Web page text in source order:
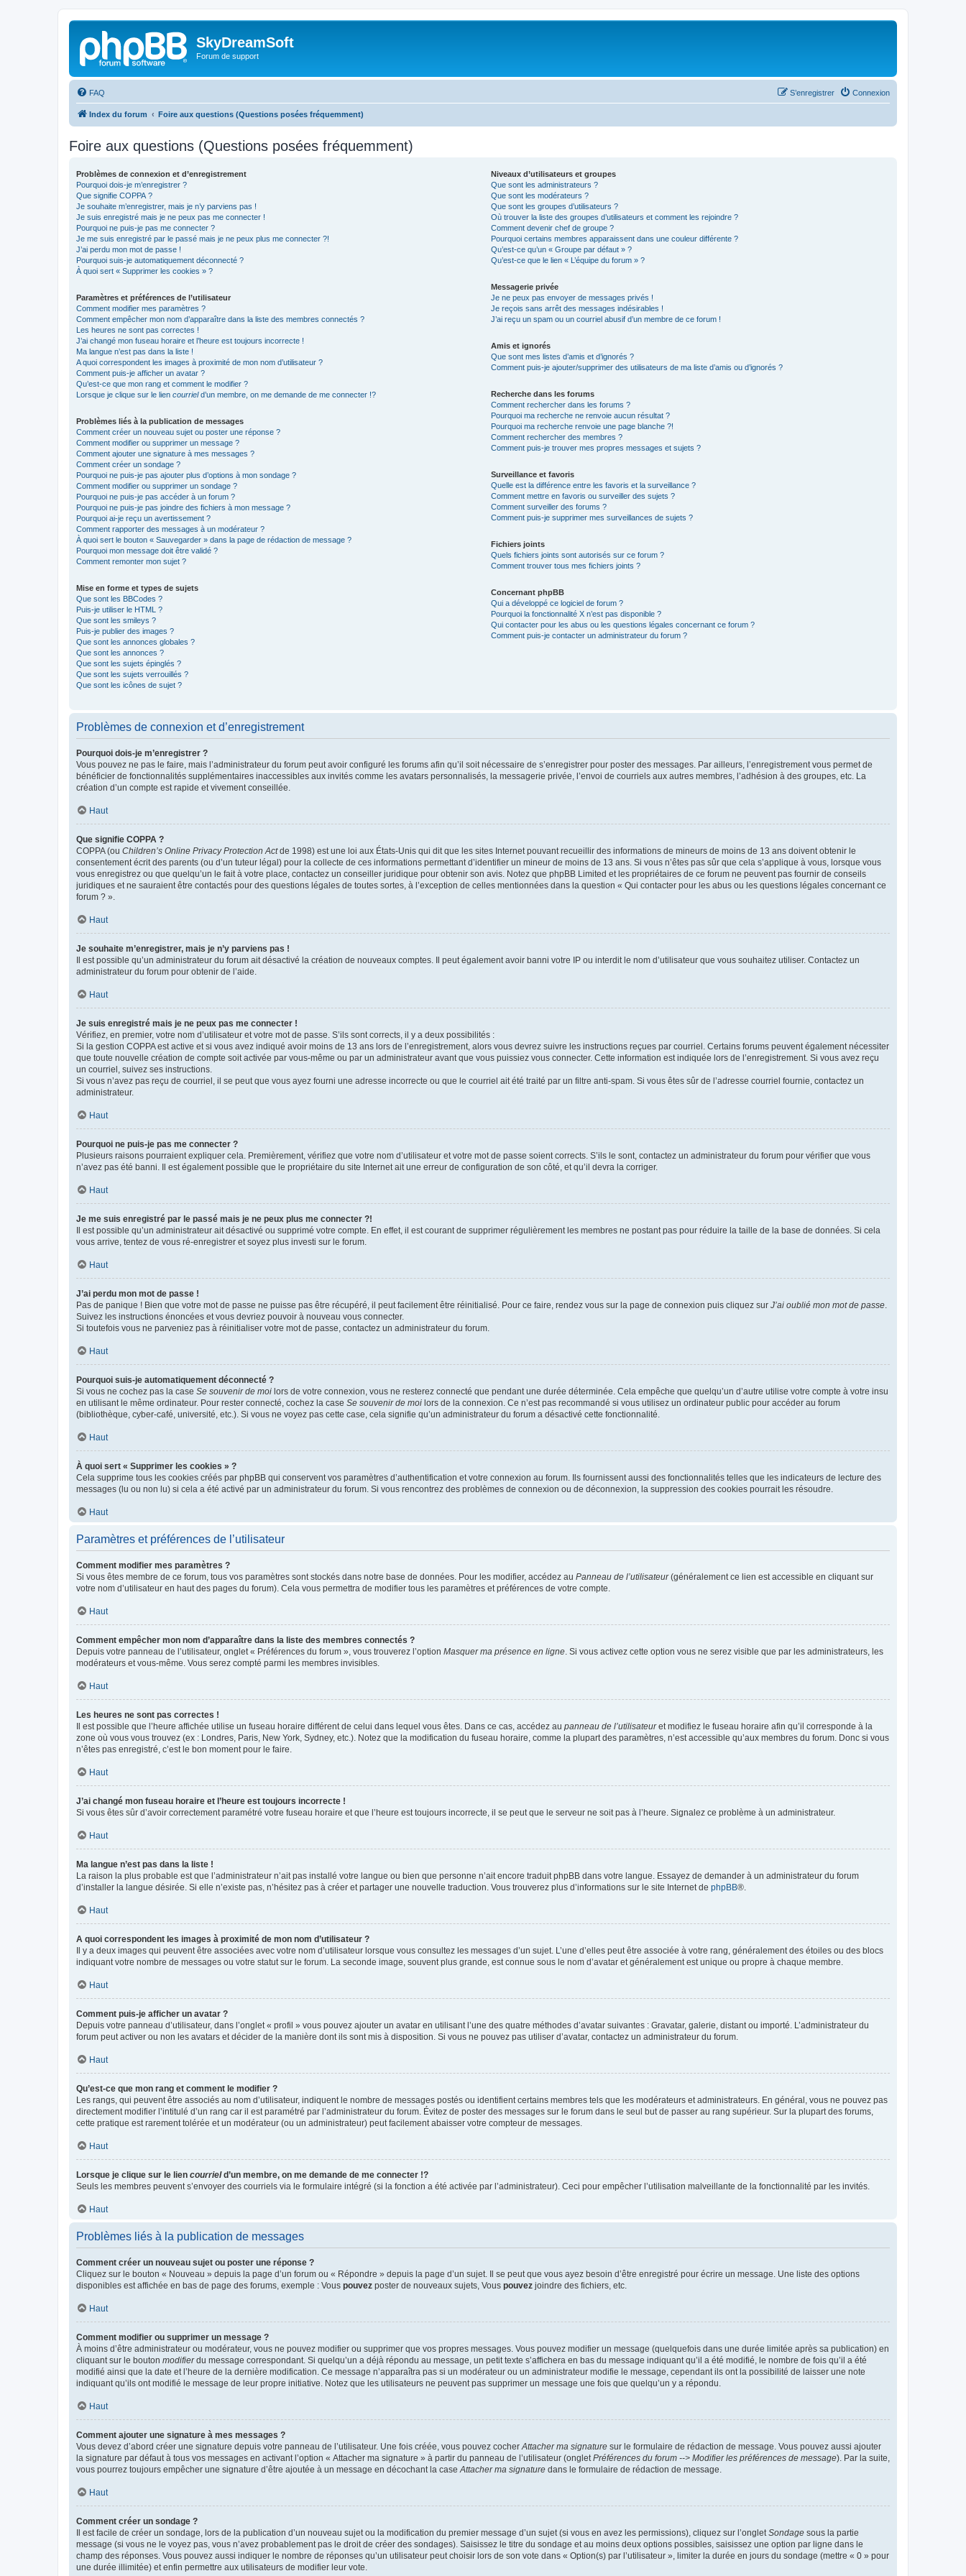
SkyDreamSoft
Forum de support
FAQ Connexion
S’enregistrer
Index du forum Foire aux questions (Questions posées fréquemment)
Foire aux questions (Questions posées fréquemment)
Problèmes de connexion et d’enregistrement
Pourquoi dois-je m’enregistrer ?
Que signifie COPPA ?
Je souhaite m’enregistrer, mais je n’y parviens pas !
Je suis enregistré mais je ne peux pas me connecter !
Pourquoi ne puis-je pas me connecter ?
Je me suis enregistré par le passé mais je ne peux plus me connecter ?!
J’ai perdu mon mot de passe !
Pourquoi suis-je automatiquement déconnecté ?
À quoi sert « Supprimer les cookies » ?
Paramètres et préférences de l’utilisateur
Comment modifier mes paramètres ?
Comment empêcher mon nom d’apparaître dans la liste des membres connectés ?
Les heures ne sont pas correctes !
J’ai changé mon fuseau horaire et l’heure est toujours incorrecte !
Ma langue n’est pas dans la liste !
A quoi correspondent les images à proximité de mon nom d’utilisateur ?
Comment puis-je afficher un avatar ?
Qu’est-ce que mon rang et comment le modifier ?
Lorsque je clique sur le lien courrield’un membre, on me demande de me connecter !?
Problèmes liés à la publication de messages
Comment créer un nouveau sujet ou poster une réponse ?
Comment modifier ou supprimer un message ?
Comment ajouter une signature à mes messages ?
Comment créer un sondage ?
Pourquoi ne puis-je pas ajouter plus d’options à mon sondage ?
Comment modifier ou supprimer un sondage ?
Pourquoi ne puis-je pas accéder à un forum ?
Pourquoi ne puis-je pas joindre des fichiers à mon message ?
Pourquoi ai-je reçu un avertissement ?
Comment rapporter des messages à un modérateur ?
À quoi sert le bouton « Sauvegarder » dans la page de rédaction de message ?
Pourquoi mon message doit être validé ?
Comment remonter mon sujet ?
Mise en forme et types de sujets
Que sont les BBCodes ?
Puis-je utiliser le HTML ?
Que sont les smileys ?
Puis-je publier des images ?
Que sont les annonces globales ?
Que sont les annonces ?
Que sont les sujets épinglés ?
Que sont les sujets verrouillés ?
Que sont les icônes de sujet ?
Niveaux d’utilisateurs et groupes
Que sont les administrateurs ?
Que sont les modérateurs ?
Que sont les groupes d’utilisateurs ?
Où trouver la liste des groupes d’utilisateurs et comment les rejoindre ?
Comment devenir chef de groupe ?
Pourquoi certains membres apparaissent dans une couleur différente ?
Qu’est-ce qu’un « Groupe par défaut » ?
Qu’est-ce que le lien « L’équipe du forum » ?
Messagerie privée
Je ne peux pas envoyer de messages privés !
Je reçois sans arrêt des messages indésirables !
J’ai reçu un spam ou un courriel abusif d’un membre de ce forum !
Amis et ignorés
Que sont mes listes d’amis et d’ignorés ?
Comment puis-je ajouter/supprimer des utilisateurs de ma liste d’amis ou d’ignorés ?
Recherche dans les forums
Comment rechercher dans les forums ?
Pourquoi ma recherche ne renvoie aucun résultat ?
Pourquoi ma recherche renvoie une page blanche ?!
Comment rechercher des membres ?
Comment puis-je trouver mes propres messages et sujets ?
Surveillance et favoris
Quelle est la différence entre les favoris et la surveillance ?
Comment mettre en favoris ou surveiller des sujets ?
Comment surveiller des forums ?
Comment puis-je supprimer mes surveillances de sujets ?
Fichiers joints
Quels fichiers joints sont autorisés sur ce forum ?
Comment trouver tous mes fichiers joints ?
Concernant phpBB
Qui a développé ce logiciel de forum ?
Pourquoi la fonctionnalité X n’est pas disponible ?
Qui contacter pour les abus ou les questions légales concernant ce forum ?
Comment puis-je contacter un administrateur du forum ?
Problèmes de connexion et d’enregistrement
Pourquoi dois-je m’enregistrer ?
Vous pouvez ne pas le faire, mais l’administrateur du forum peut avoir configuré les forums afin qu’il soit nécessaire de s’enregistrer pour poster des messages. Par ailleurs, l’enregistrement vous permet de
bénéficier de fonctionnalités supplémentaires inaccessibles aux invités comme les avatars personnalisés, la messagerie privée, l’envoi de courriels aux autres membres, l’adhésion à des groupes, etc. La
création d’un compte est rapide et vivement conseillée.
Haut
Que signifie COPPA ?
COPPA (ou Children’s Online Privacy Protection Actde 1998) est une loi aux États-Unis qui dit que les sites Internet pouvant recueillir des informations de mineurs de moins de 13 ans doivent obtenir le
consentement écrit des parents (ou d’un tuteur légal) pour la collecte de ces informations permettant d’identifier un mineur de moins de 13 ans. Si vous n’êtes pas sûr que cela s’applique à vous, lorsque vous
vous enregistrez ou que quelqu’un le fait à votre place, contactez un conseiller juridique pour obtenir son avis. Notez que phpBB Limited et les propriétaires de ce forum ne peuvent pas fournir de conseils
juridiques et ne sauraient être contactés pour des questions légales de toutes sortes, à l’exception de celles mentionnées dans la question « Qui contacter pour les abus ou les questions légales concernant ce
forum ? ».
Haut
Je souhaite m’enregistrer, mais je n’y parviens pas !
Il est possible qu’un administrateur du forum ait désactivé la création de nouveaux comptes. Il peut également avoir banni votre IP ou interdit le nom d’utilisateur que vous souhaitez utiliser. Contactez un
administrateur du forum pour obtenir de l’aide.
Haut
Je suis enregistré mais je ne peux pas me connecter !
Vérifiez, en premier, votre nom d’utilisateur et votre mot de passe. S’ils sont corrects, il y a deux possibilités :
Si la gestion COPPA est active et si vous avez indiqué avoir moins de 13 ans lors de l’enregistrement, alors vous devrez suivre les instructions reçues par courriel. Certains forums peuvent également nécessiter
que toute nouvelle création de compte soit activée par vous-même ou par un administrateur avant que vous puissiez vous connecter. Cette information est indiquée lors de l’enregistrement. Si vous avez reçu
un courriel, suivez ses instructions.
Si vous n’avez pas reçu de courriel, il se peut que vous ayez fourni une adresse incorrecte ou que le courriel ait été traité par un filtre anti-spam. Si vous êtes sûr de l’adresse courriel fournie, contactez un
administrateur.
Haut
Pourquoi ne puis-je pas me connecter ?
Plusieurs raisons pourraient expliquer cela. Premièrement, vérifiez que votre nom d’utilisateur et votre mot de passe soient corrects. S’ils le sont, contactez un administrateur du forum pour vérifier que vous
n’avez pas été banni. Il est également possible que le propriétaire du site Internet ait une erreur de configuration de son côté, et qu’il devra la corriger.
Haut
Je me suis enregistré par le passé mais je ne peux plus me connecter ?!
Il est possible qu’un administrateur ait désactivé ou supprimé votre compte. En effet, il est courant de supprimer régulièrement les membres ne postant pas pour réduire la taille de la base de données. Si cela
vous arrive, tentez de vous ré-enregistrer et soyez plus investi sur le forum.
Haut
J’ai perdu mon mot de passe !
Pas de panique ! Bien que votre mot de passe ne puisse pas être récupéré, il peut facilement être réinitialisé. Pour ce faire, rendez vous sur la page de connexion puis cliquez sur J’ai oublié mon mot de passe
Suivez les instructions énoncées et vous devriez pouvoir à nouveau vous connecter.
Si toutefois vous ne parveniez pas à réinitialiser votre mot de passe, contactez un administrateur du forum.
Haut
Pourquoi suis-je automatiquement déconnecté ?
Si vous ne cochez pas la case Se souvenir de moi lors de votre connexion, vous ne resterez connecté que pendant une durée déterminée. Cela empêche que quelqu’un d’autre utilise votre compte à votre insu
en utilisant le même ordinateur. Pour rester connecté, cochez la case Se souvenir de moi lors de la connexion. Ce n’est pas recommandé si vous utilisez un ordinateur public pour accéder au forum
(bibliothèque, cyber-café, université, etc.). Si vous ne voyez pas cette case, cela signifie qu’un administrateur du forum a désactivé cette fonctionnalité.
Haut
À quoi sert « Supprimer les cookies » ?
Cela supprime tous les cookies créés par phpBB qui conservent vos paramètres d’authentification et votre connexion au forum. Ils fournissent aussi des fonctionnalités telles que les indicateurs de lecture des
messages (lu ou non lu) si cela a été activé par un administrateur du forum. Si vous rencontrez des problèmes de connexion ou de déconnexion, la suppression des cookies pourrait les résoudre.
Haut
Paramètres et préférences de l’utilisateur
Comment modifier mes paramètres ?
Si vous êtes membre de ce forum, tous vos paramètres sont stockés dans notre base de données. Pour les modifier, accédez au Panneau de l’utilisateur(généralement ce lien est accessible en cliquant sur
votre nom d’utilisateur en haut des pages du forum). Cela vous permettra de modifier tous les paramètres et préférences de votre compte.
Haut
Comment empêcher mon nom d’apparaître dans la liste des membres connectés ?
Depuis votre panneau de l’utilisateur, onglet « Préférences du forum », vous trouverez l’option Masquer ma présence en ligne . Si vous activez cette option vous ne serez visible que par les administrateurs, les
modérateurs et vous-même. Vous serez compté parmi les membres invisibles.
Haut
Les heures ne sont pas correctes !
Il est possible que l’heure affichée utilise un fuseau horaire différent de celui dans lequel vous êtes. Dans ce cas, accédez au panneau de l’utilisateuret modifiez le fuseau horaire afin qu’il corresponde à la
zone où vous vous trouvez (ex : Londres, Paris, New York, Sydney, etc.). Notez que la modification du fuseau horaire, comme la plupart des paramètres, n’est accessible qu’aux membres du forum. Donc si vous
n’êtes pas enregistré, c’est le bon moment pour le faire.
Haut
J’ai changé mon fuseau horaire et l’heure est toujours incorrecte !
Si vous êtes sûr d’avoir correctement paramétré votre fuseau horaire et que l’heure est toujours incorrecte, il se peut que le serveur ne soit pas à l’heure. Signalez ce problème à un administrateur.
Haut
Ma langue n’est pas dans la liste !
La raison la plus probable est que l’administrateur n’ait pas installé votre langue ou bien que personne n’ait encore traduit phpBB dans votre langue. Essayez de demander à un administrateur du forum
d’installer la langue désirée. Si elle n’existe pas, n’hésitez pas à créer et partager une nouvelle traduction. Vous trouverez plus d’informations sur le site Internet de phpBB®.
Haut
A quoi correspondent les images à proximité de mon nom d’utilisateur ?
Il y a deux images qui peuvent être associées avec votre nom d’utilisateur lorsque vous consultez les messages d’un sujet. L’une d’elles peut être associée à votre rang, généralement des étoiles ou des blocs
indiquant votre nombre de messages ou votre statut sur le forum. La seconde image, souvent plus grande, est connue sous le nom d’avatar et généralement est unique ou propre à chaque membre.
Haut
Comment puis-je afficher un avatar ?
Depuis votre panneau d’utilisateur, dans l’onglet « profil » vous pouvez ajouter un avatar en utilisant l’une des quatre méthodes d’avatar suivantes : Gravatar, galerie, distant ou importé. L’administrateur du
forum peut activer ou non les avatars et décider de la manière dont ils sont mis à disposition. Si vous ne pouvez pas utiliser d’avatar, contactez un administrateur du forum.
Haut
Qu’est-ce que mon rang et comment le modifier ?
Les rangs, qui peuvent être associés au nom d’utilisateur, indiquent le nombre de messages postés ou identifient certains membres tels que les modérateurs et administrateurs. En général, vous ne pouvez pas
directement modifier l’intitulé d’un rang car il est paramétré par l’administrateur du forum. Évitez de poster des messages sur le forum dans le seul but de passer au rang supérieur. Sur la plupart des forums,
cette pratique est rarement tolérée et un modérateur (ou un administrateur) peut facilement abaisser votre compteur de messages.
Haut
Lorsque je clique sur le lien courrield’un membre, on me demande de me connecter !?
Seuls les membres peuvent s’envoyer des courriels via le formulaire intégré (si la fonction a été activée par l’administrateur). Ceci pour empêcher l’utilisation malveillante de la fonctionnalité par les invités.
Haut
Problèmes liés à la publication de messages
Comment créer un nouveau sujet ou poster une réponse ?
Cliquez sur le bouton « Nouveau » depuis la page d’un forum ou « Répondre » depuis la page d’un sujet. Il se peut que vous ayez besoin d’être enregistré pour écrire un message. Une liste des options
disponibles est affichée en bas de page des forums, exemple : Vous pouvez poster de nouveaux sujets, Vous pouvez joindre des fichiers, etc.
Haut
Comment modifier ou supprimer un message ?
À moins d’être administrateur ou modérateur, vous ne pouvez modifier ou supprimer que vos propres messages. Vous pouvez modifier un message (quelquefois dans une durée limitée après sa publication) en
cliquant sur le bouton modifierdu message correspondant. Si quelqu’un a déjà répondu au message, un petit texte s’affichera en bas du message indiquant qu’il a été modifié, le nombre de fois qu’il a été
modifié ainsi que la date et l’heure de la dernière modification. Ce message n’apparaîtra pas si un modérateur ou un administrateur modifie le message, cependant ils ont la possibilité de laisser une note
indiquant qu’ils ont modifié le message de leur propre initiative. Notez que les utilisateurs ne peuvent pas supprimer un message une fois que quelqu’un y a répondu.
Haut
Comment ajouter une signature à mes messages ?
Vous devez d’abord créer une signature depuis votre panneau de l’utilisateur. Une fois créée, vous pouvez cocher Attacher ma signature sur le formulaire de rédaction de message. Vous pouvez aussi ajouter
la signature par défaut à tous vos messages en activant l’option « Attacher ma signature » à partir du panneau de l’utilisateur (onglet Préférences du forum --> Modifier les préférences de message). Par la suite,
vous pourrez toujours empêcher une signature d’être ajoutée à un message en décochant la case Attacher ma signature dans le formulaire de rédaction de message.
Haut
Comment créer un sondage ?
Il est facile de créer un sondage, lors de la publication d’un nouveau sujet ou la modification du premier message d’un sujet (si vous en avez les permissions), cliquez sur l’onglet Sondage sous la partie
message (si vous ne le voyez pas, vous n’avez probablement pas le droit de créer des sondages). Saisissez le titre du sondage et au moins deux options possibles, saisissez une option par ligne dans le
champ des réponses. Vous pouvez aussi indiquer le nombre de réponses qu’un utilisateur peut choisir lors de son vote dans « Option(s) par l’utilisateur », limiter la durée en jours du sondage (mettre « 0 » pour
une durée illimitée) et enfin permettre aux utilisateurs de modifier leur vote.